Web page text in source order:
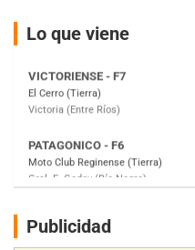
Lo que viene
El Cerro (Tierra)
Victoria (Entre Ríos)
PATAGONICO - F6
Moto Club Reginense (Tierra)
Gral. E. Godoy (Río Negro)
CSK - F7
Juventud Unida (Tierra)
Humboldt (Santa Fe)
NORESTE SANTAFESINO - F6
Publicidad